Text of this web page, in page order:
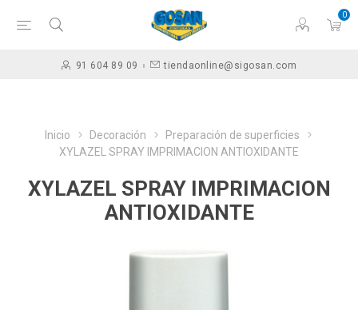
0
91 604 89 09 tiendaonline@sigosan.com
Inicio Decoración
Preparación de superficies
XYLAZEL SPRAY IMPRIMACION ANTIOXIDANTE
XYLAZEL SPRAY IMPRIMACION
ANTIOXIDANTE